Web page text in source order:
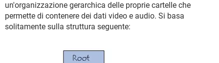
un'organizzazione gerarchica delle proprie cartelle che
permette di contenere dei dati video e audio. Si basa
solitamente sulla struttura seguente: